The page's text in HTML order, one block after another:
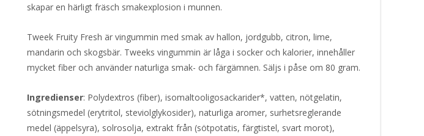
skapar en härligt fräsch smakexplosion i munnen.
Tweek Fruity Fresh är vingummin med smak av hallon, jordgubb, citron, lime,
mandarin och skogsbär. Tweeks vingummin är låga i socker och kalorier, innehåller
mycket fiber och använder naturliga smak- och färgämnen. Säljs i påse om 80 gram.
Ingredienser: Polydextros (fiber), isomaltooligosackarider*, vatten, nötgelatin,
sötningsmedel (erytritol, steviolglykosider), naturliga aromer, surhetsreglerande
medel (äppelsyra), solrosolja, extrakt från (sötpotatis, färgtistel, svart morot),